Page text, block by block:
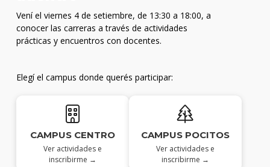
Vení el viernes 4 de setiembre, de 13:30 a 18:00, a
conocer las carreras a través de actividades
prácticas y encuentros con docentes.
Elegí el campus donde querés participar:
CAMPUS CENTRO
Ver actividades e
inscribirme →
CAMPUS POCITOS
Ver actividades e
inscribirme →